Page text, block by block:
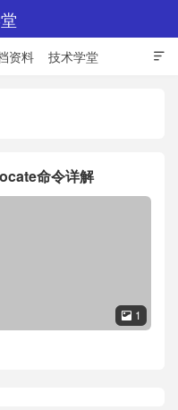

资料 技术学堂
命令详解
 1